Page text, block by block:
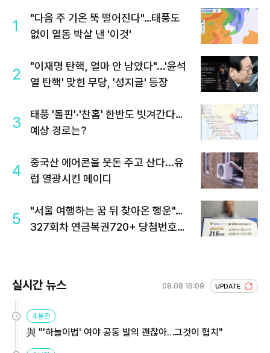
1
"다음 주 기온 뚝 떨어진다"…태풍도
없이 열돔 박살 낸 '이것'
2
"이재명 탄핵, 얼마 안 남았다"...'윤석
열 탄핵' 맞힌 무당, '성지글' 등장
3
태풍 '돌핀'·'찬홈' 한반도 빗겨간다…
예상 경로는?
4
중국산 에어콘을 웃돈 주고 산다...유
럽 열광시킨 메이디
5
"서울 여행하는 꿈 뒤 찾아온 행운"…
327회차 연금복권720+ 당첨번호조
실시간 뉴스 08.08 16:09 UPDATE
4분전
與 "'하늘이법' 여야 공동 발의 괜찮아…그것이 협치"